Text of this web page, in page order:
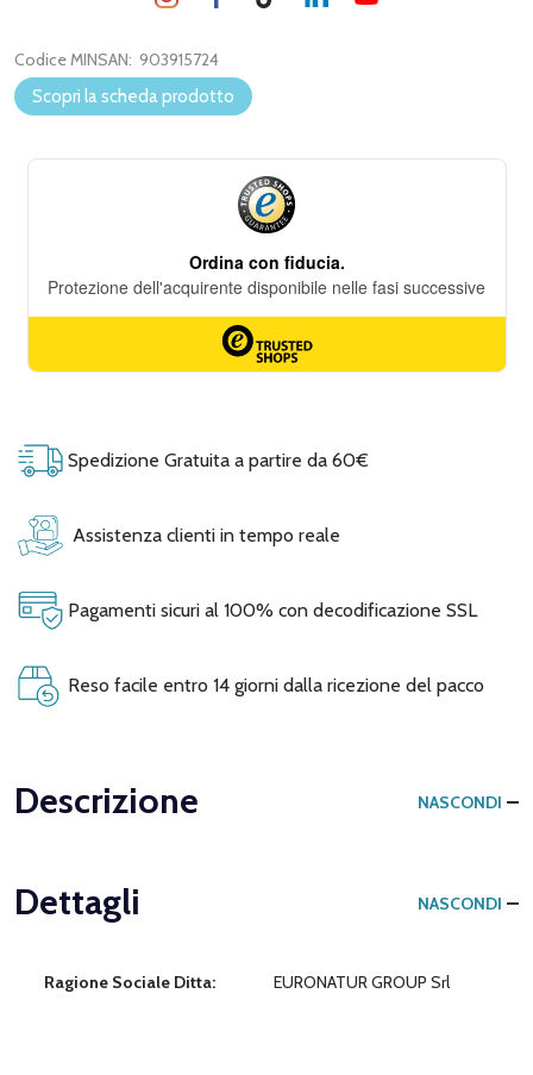
Codice MINSAN: 903915724
Scopri la scheda prodotto
Spedizione Gratuita a partire da 60€
Assistenza clienti in tempo reale
Pagamenti sicuri al 100% con decodificazione SSL
Reso facile entro 14 giorni dalla ricezione del pacco
Descrizione NASCONDI
Dettagli NASCONDI
Ragione Sociale Ditta: EURONATUR GROUP Srl